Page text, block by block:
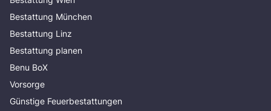
Bestattung München
Bestattung Linz
Bestattung planen
Benu BoX
Vorsorge
Günstige Feuerbestattungen